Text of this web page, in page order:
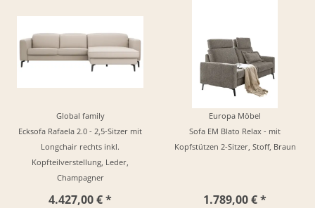
Global family
Ecksofa Rafaela 2.0 - 2,5-Sitzer mit
Longchair rechts inkl.
Kopfteilverstellung, Leder,
Champagner
4.427,00 € *
Europa Möbel
Sofa EM Blato Relax - mit
Kopfstützen 2-Sitzer, Stoff, Braun
1.789,00 € *